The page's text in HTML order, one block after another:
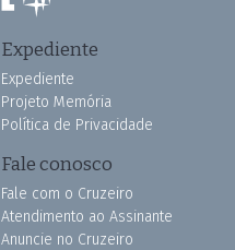
Expediente
Expediente
Projeto Memória
Política de Privacidade
Fale conosco
Fale com o Cruzeiro
Atendimento ao Assinante
Anuncie no Cruzeiro